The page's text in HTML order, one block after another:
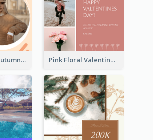
Casual Cozy Autumn Trend Instagram Design Ideas Pink Floral Valentines Day Photo Instagram Post